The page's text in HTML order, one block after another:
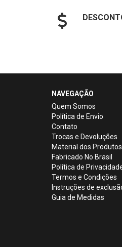
NAVEGAÇÃO
Quem Somos
Política de Envio
Contato
Trocas e Devoluções
Material dos Produtos
Fabricado No Brasil
Política de
Termos e Condições
Instruções de
Guia de Medidas